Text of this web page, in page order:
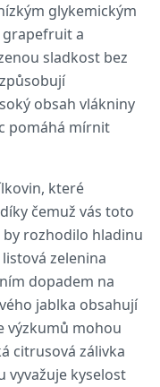
glykemickým
grapefruit a
sladkost bez
obsah vlákniny
pomáhá mírnit
které
čemuž vás toto
rozhodilo hladinu
zelenina
dopadem na
jablka obsahují
výzkumů mohou
citrusová zálivka
vyvažuje kyselost